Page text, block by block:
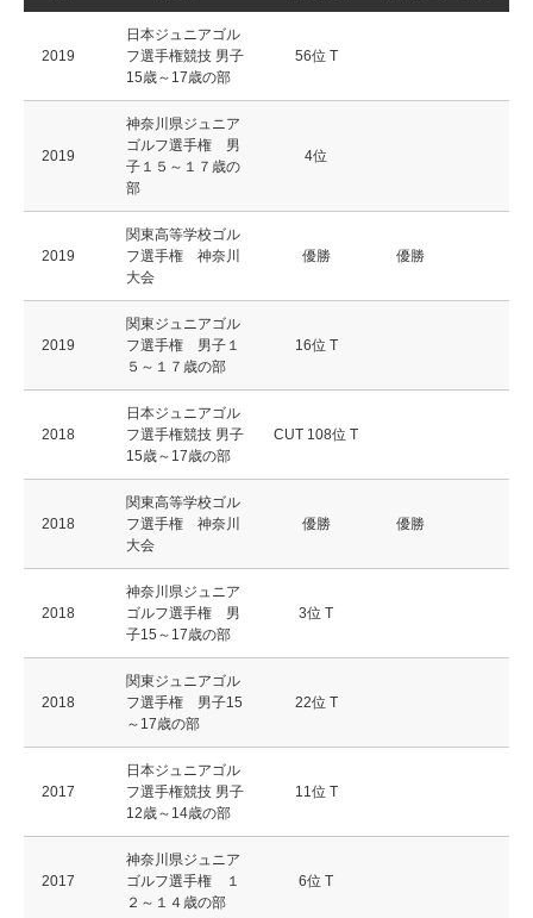
2019
日本ジュニアゴル
フ選手権競技 男子
15歳～17歳の部
56位 T
2019
神奈川県ジュニア
ゴルフ選手権 男
子１５～１７歳の
部
4位
2019
関東高等学校ゴル
フ選手権 神奈川
大会
優勝 優勝
2019
関東ジュニアゴル
フ選手権 男子１
５～１７歳の部
16位 T
2018
日本ジュニアゴル
フ選手権競技 男子
15歳～17歳の部
CUT 108位 T
2018
関東高等学校ゴル
フ選手権 神奈川
大会
優勝 優勝
2018
神奈川県ジュニア
ゴルフ選手権 男
子15～17歳の部
3位 T
2018
関東ジュニアゴル
フ選手権 男子15
～17歳の部
22位 T
2017
日本ジュニアゴル
フ選手権競技 男子
12歳～14歳の部
11位 T
2017
神奈川県ジュニア
ゴルフ選手権 １
２～１４歳の部
6位 T